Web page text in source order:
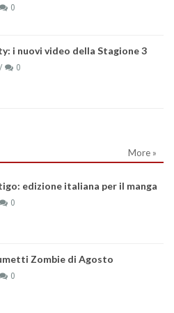
0
i nuovi video della Stagione 3
0
More »
edizione italiana per il manga
0
Zombie di Agosto
0